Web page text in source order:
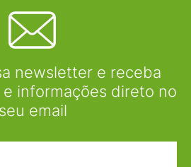
newsletter e receba
informações direto no
seu email